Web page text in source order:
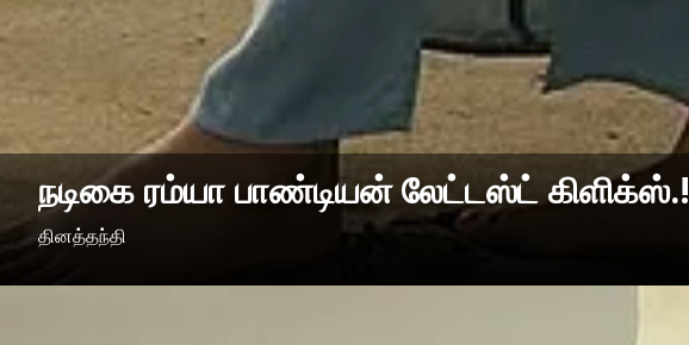
நடிகை ரம்யா பாண்டியன் லேட்டஸ்ட் கிளிக்ஸ்.!
தினத்தந்தி